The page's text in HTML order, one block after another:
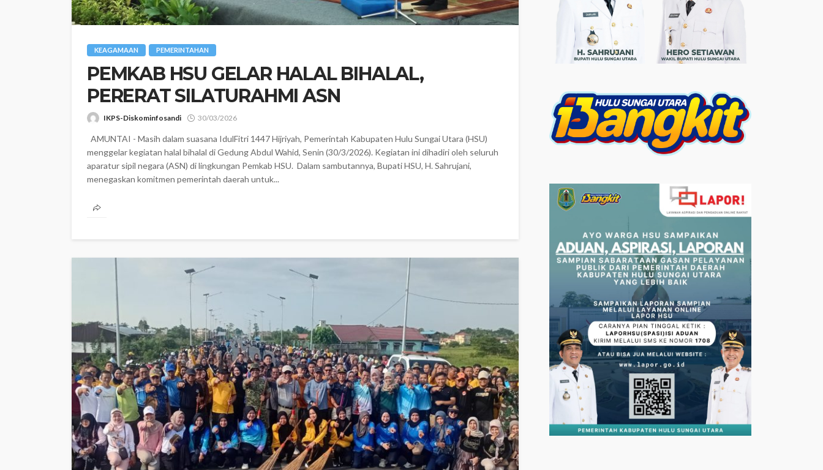
KEAGAMAAN PEMERINTAHAN
‎PEMKAB HSU GELAR HALAL BIHALAL,
PERERAT SILATURAHMI ASN ‎
IKPS-Diskominfosandi 30/03/2026
AMUNTAI - Masih dalam suasana IdulFitri 1447 Hijriyah, Pemerintah Kabupaten Hulu Sungai Utara (HSU)
menggelar kegiatan halal bihalal di Gedung Abdul Wahid, Senin (30/3/2026). Kegiatan ini dihadiri oleh seluruh
aparatur sipil negara (ASN) di lingkungan Pemkab HSU. ‎ ‎Dalam sambutannya, Bupati HSU, H. Sahrujani,
menegaskan komitmen pemerintah daerah untuk...